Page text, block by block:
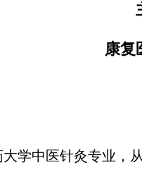
康复
学中医针灸专业，